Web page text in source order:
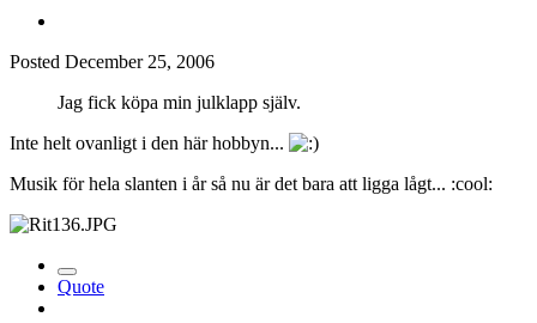
Posted December 25, 2006
Jag fick köpa min julklapp själv.
Inte helt ovanligt i den här hobbyn...
Musik för hela slanten i år så nu är det bara att ligga lågt... :cool:
Quote